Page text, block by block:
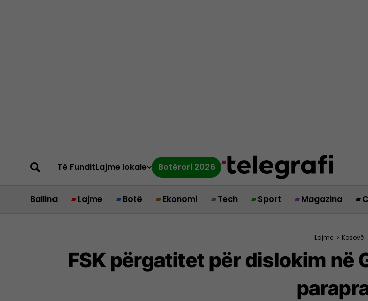
Të FunditLajme lokale Botërori 2026
Ballina Lajme Botë Ekonomi Tech Sport Magazina
Lajme > Kosovë
FSK përgatitet për dislokim në